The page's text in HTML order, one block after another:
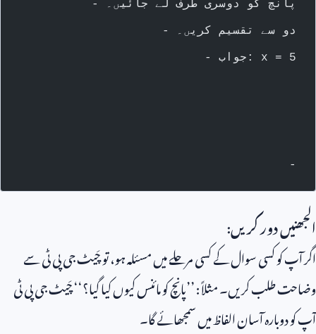
- پانچ کو دوسری طرف لے جائیں۔
- دو سے تقسیم کریں۔
- جواب: x = 5
-
الجھنیں دور کریں:
اگر آپ کو کسی سوال کے کسی مرحلے میں مسئلہ ہو، تو چَیٹ جی پی ٹی سے
وضاحت طلب کریں۔ مثلاً: ’’پانچ کو مائنس کیوں کیا گیا؟‘‘ چَیٹ جی پی ٹی
آپ کو دوبارہ آسان الفاظ میں سمجھائے گا۔